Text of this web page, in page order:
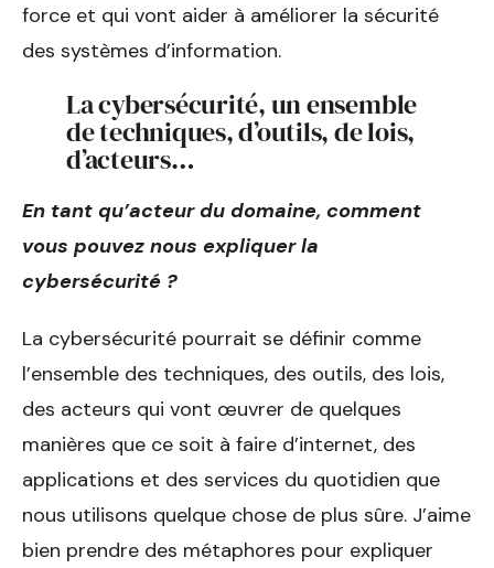
force et qui vont aider à améliorer la sécurité
des systèmes d’information.
La cybersécurité, un ensemble
de techniques, d’outils, de lois,
d’acteurs…
En tant qu’acteur du domaine, comment
vous pouvez nous expliquer la
cybersécurité ?
La cybersécurité pourrait se définir comme
l’ensemble des techniques, des outils, des lois,
des acteurs qui vont œuvrer de quelques
manières que ce soit à faire d’internet, des
applications et des services du quotidien que
nous utilisons quelque chose de plus sûre. J’aime
bien prendre des métaphores pour expliquer